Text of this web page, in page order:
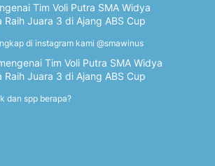
Tim Voli Putra SMA Widya
Raih Juara 3 di Ajang ABS Cup
di instagram kami @smawinus
Tim Voli Putra SMA Widya
Raih Juara 3 di Ajang ABS Cup
dan spp berapa?